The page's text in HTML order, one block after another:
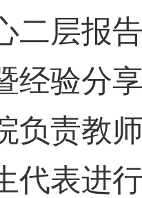
二层报
经验分
负责教
代表进